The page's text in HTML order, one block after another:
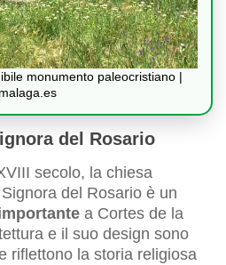
monumento paleocristiano |
malaga.es
del Rosario
secolo, la chiesa
del Rosario è un
a Cortes de la
e il suo design sono
riflettono la storia religiosa